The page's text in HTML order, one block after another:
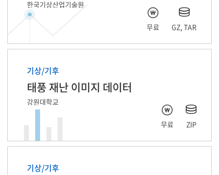
한국기상산업기술원
무료 GZ, TAR
기상/기후
태풍 재난 이미지 데이터
강원대학교
무료 ZIP
기상/기후